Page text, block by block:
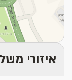
איזורי